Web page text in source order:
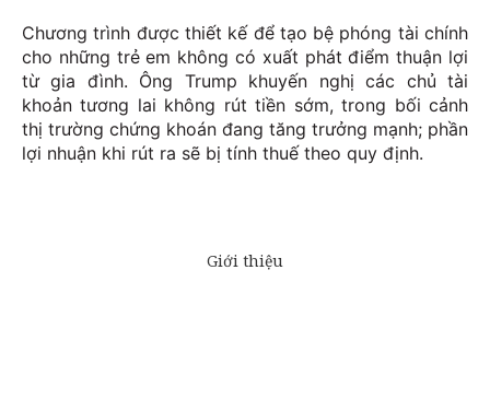
Chương trình được thiết kế để tạo bệ phóng tài chính
cho những trẻ em không có xuất phát điểm thuận lợi
từ gia đình. Ông Trump khuyến nghị các chủ tài
khoản tương lai không rút tiền sớm, trong bối cảnh
thị trường chứng khoán đang tăng trưởng mạnh; phần
lợi nhuận khi rút ra sẽ bị tính thuế theo quy định.